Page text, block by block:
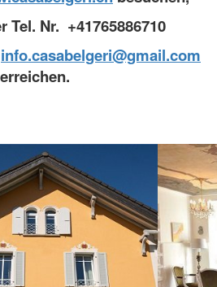
Tel. Nr. +41765886710
info.casabelgeri@gmail.com
erreichen.